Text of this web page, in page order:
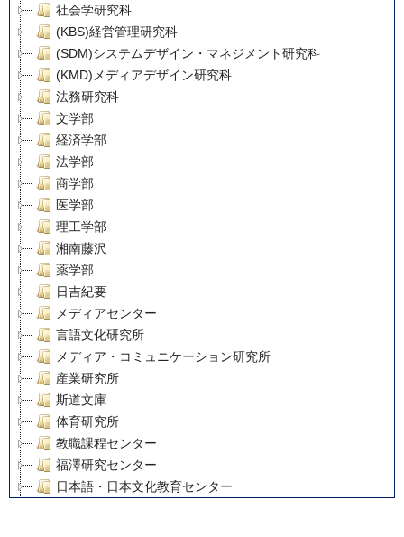
社会学研究科
(KBS)経営管理研究科
(SDM)システムデザイン・マネジメント研究科
(KMD)メディアデザイン研究科
法務研究科
文学部
経済学部
法学部
商学部
医学部
理工学部
湘南藤沢
薬学部
日吉紀要
メディアセンター
言語文化研究所
メディア・コミュニケーション研究所
産業研究所
斯道文庫
体育研究所
教職課程センター
福澤研究センター
日本語・日本文化教育センター